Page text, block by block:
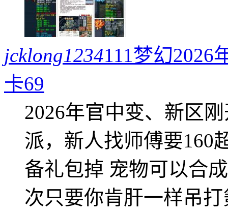
jcklong1234111梦幻2026
卡69
2026年官中变、新区
派，新人找师傅要160
备礼包掉 宠物可以合
次只要你肯肝一样吊